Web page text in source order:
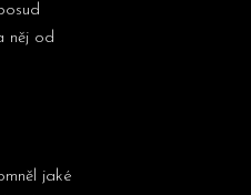
něj od
jaké